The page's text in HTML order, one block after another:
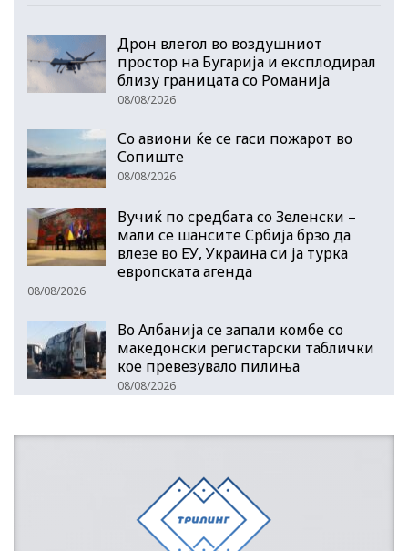
Дрон влегол во воздушниот
простор на Бугарија и експлодирал
близу границата со Романија
08/08/2026
Со авиони ќе се гаси пожарот во
Сопиште
08/08/2026
Вучиќ по средбата со Зеленски –
мали се шансите Србија брзо да
влезе во ЕУ, Украина си ја турка
европската агенда
08/08/2026
Во Албанија се запали комбе со
македонски регистарски таблички
кое превезувало пилиња
08/08/2026